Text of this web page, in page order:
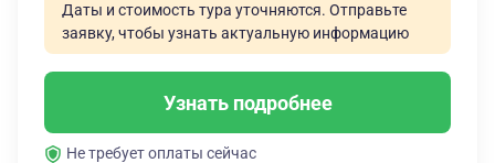
Даты и стоимость тура уточняются. Отправьте
заявку, чтобы узнать актуальную информацию
Узнать подробнее
Не требует оплаты сейчас